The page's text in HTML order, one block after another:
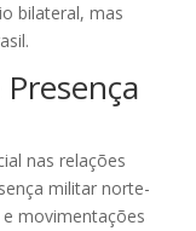
bilateral, mas
nas relações
militar norte-
e movimentações